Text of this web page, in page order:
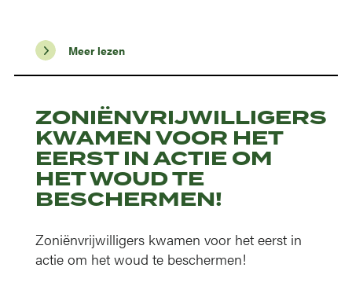
Meer lezen
ZONIËNVRIJWILLIGERS
KWAMEN VOOR HET
EERST IN ACTIE OM
HET WOUD TE
BESCHERMEN!
Zoniënvrijwilligers kwamen voor het eerst in
actie om het woud te beschermen!